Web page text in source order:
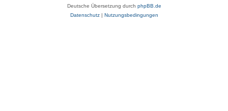
Deutsche Übersetzung durch phpBB.de
Datenschutz| Nutzungsbedingungen